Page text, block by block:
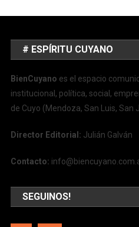
# ESPÍRITU CUYANO
BienCuyano es el espacio
institucional, política, social,
de Cuyo (Mendoza, San Luis, San
Director Editorial: Julián Galván
Contacto:
SEGUINOS!